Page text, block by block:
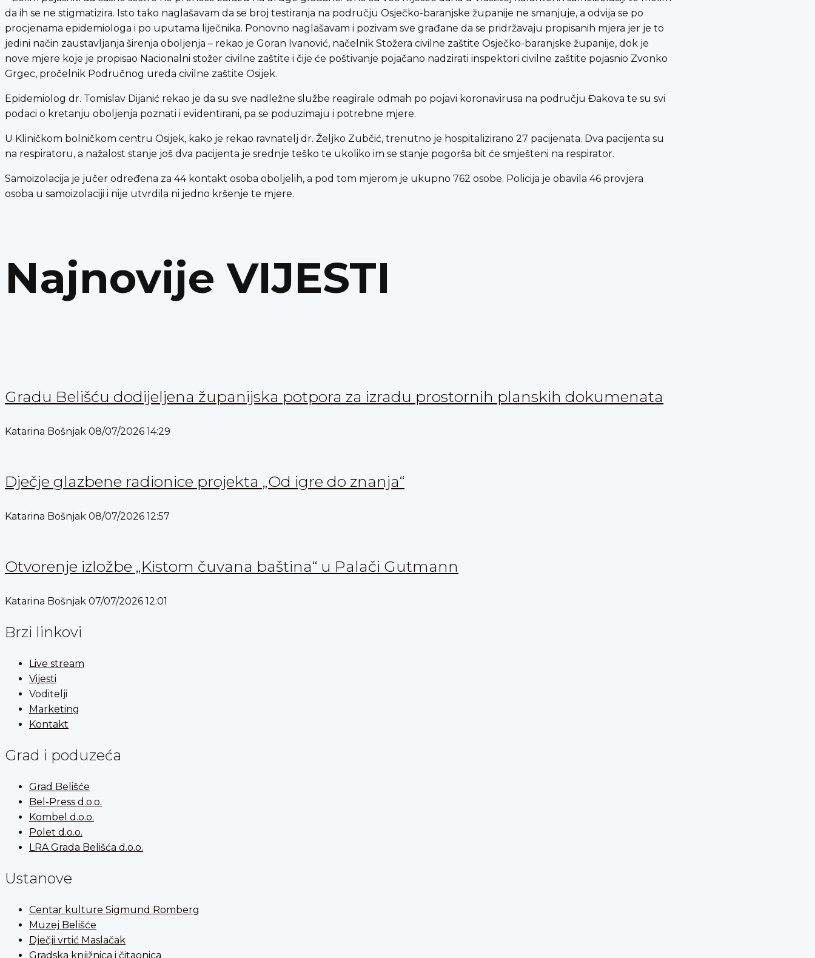
da ih se ne stigmatizira. Isto tako naglašavam da se broj testiranja na području Osječko-baranjske županije ne smanjuje, a odvija se po
procjenama epidemiologa i po uputama liječnika. Ponovno naglašavam i pozivam sve građane da se pridržavaju propisanih mjera jer je to
jedini način zaustavljanja širenja oboljenja – rekao je Goran Ivanović, načelnik Stožera civilne zaštite Osječko-baranjske županije, dok je
nove mjere koje je propisao Nacionalni stožer civilne zaštite i čije će poštivanje pojačano nadzirati inspektori civilne zaštite pojasnio Zvonko
Grgec, pročelnik Područnog ureda civilne zaštite Osijek.
Epidemiolog dr. Tomislav Dijanić rekao je da su sve nadležne službe reagirale odmah po pojavi koronavirusa na području Đakova te su svi
podaci o kretanju oboljenja poznati i evidentirani, pa se poduzimaju i potrebne mjere.
U Kliničkom bolničkom centru Osijek, kako je rekao ravnatelj dr. Željko Zubčić, trenutno je hospitalizirano 27 pacijenata. Dva pacijenta su
na respiratoru, a nažalost stanje još dva pacijenta je srednje teško te ukoliko im se stanje pogorša bit će smješteni na respirator.
Samoizolacija je jučer određena za 44 kontakt osoba oboljelih, a pod tom mjerom je ukupno 762 osobe. Policija je obavila 46 provjera
osoba u samoizolaciji i nije utvrdila ni jedno kršenje te mjere.
Najnovije VIJESTI
Gradu Belišću dodijeljena županijska potpora za izradu prostornih planskih dokumenata
Katarina Bošnjak 08/07/2026 14:29
Dječje glazbene radionice projekta „Od igre do znanja“
Katarina Bošnjak 08/07/2026 12:57
Otvorenje izložbe „Kistom čuvana baština“ u Palači Gutmann
Katarina Bošnjak 07/07/2026 12:01
Brzi linkovi
Live stream
Vijesti
Voditelji
Marketing
Kontakt
Grad i poduzeća
Grad Belišće
Bel-Press d.o.o.
Kombel d.o.o.
Polet d.o.o.
LRA Grada Belišća d.o.o.
Ustanove
Centar kulture Sigmund Romberg
Muzej Belišće
Dječji vrtić Maslačak
Gradska knjižnica i čitaonica